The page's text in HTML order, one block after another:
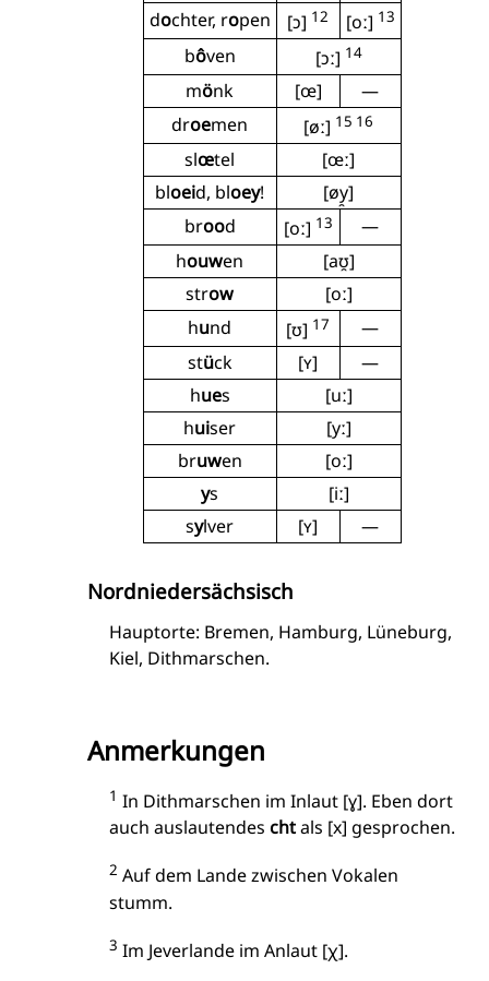
dochter, ropen [ɔ] 12 [oː] 13
bôven [ɔː] 14
mönk [œ]
—
droemen [øː] 15 16
slœtel
[œː]
bloeid, bloey!
[øy̯]
brood [oː] 13
—
houwen
[aʊ̯]
strow
[oː]
hund [ʊ] 17
—
stück [ʏ]
—
hues
[uː]
huiser
[yː]
bruwen
[oː]
ys
[iː]
sylver [ʏ] —
Nordniedersächsisch
Hauptorte: Bremen, Hamburg, Lüneburg,
Kiel, Dithmarschen.
Anmerkungen
1 In Dithmarschen im Inlaut [ɣ]. Eben dort
auch auslautendes chtals [x] gesprochen.
2 Auf dem Lande zwischen Vokalen
stumm.
3 Im Jeverlande im Anlaut [χ].